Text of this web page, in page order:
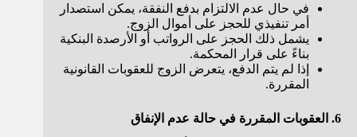
في حال عدم الالتزام بدفع النفقة، يمكن استصدار
أمر تنفيذي للحجز على أموال الزوج.
يشمل ذلك الحجز على الرواتب أو الأرصدة البنكية
بناءً على قرار المحكمة.
إذا لم يتم الدفع، يتعرض الزوج للعقوبات القانونية
المقررة.
6. العقوبات المقررة في حالة عدم الإنفاق